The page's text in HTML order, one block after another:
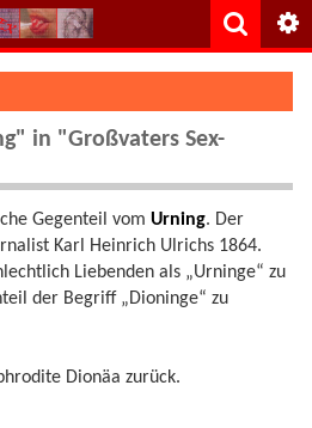
in "Großvaters Sex-
Gegenteil vom Urning. Der
Karl Heinrich Ulrichs 1864.
Liebenden als „Urninge“ zu
der Begriff „Dioninge“ zu
Dionäa zurück.